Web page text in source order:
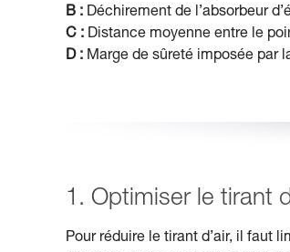
B : Déchirement de l’absorbeur
C : Distance moyenne entre le
D : Marge de sûreté imposée par
1. Optimiser le tirant
Pour réduire le tirant d’air, il faut